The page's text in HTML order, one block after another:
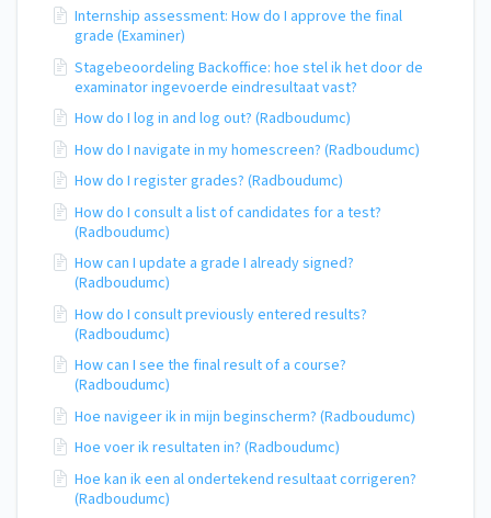
Internship assessment: How do I approve the final
grade (Examiner)
Stagebeoordeling Backoffice: hoe stel ik het door de
examinator ingevoerde eindresultaat vast?
How do I log in and log out? (Radboudumc)
How do I navigate in my homescreen? (Radboudumc)
How do I register grades? (Radboudumc)
How do I consult a list of candidates for a test?
(Radboudumc)
How can I update a grade I already signed?
(Radboudumc)
How do I consult previously entered results?
(Radboudumc)
How can I see the final result of a course?
(Radboudumc)
Hoe navigeer ik in mijn beginscherm? (Radboudumc)
Hoe voer ik resultaten in? (Radboudumc)
Hoe kan ik een al ondertekend resultaat corrigeren?
(Radboudumc)